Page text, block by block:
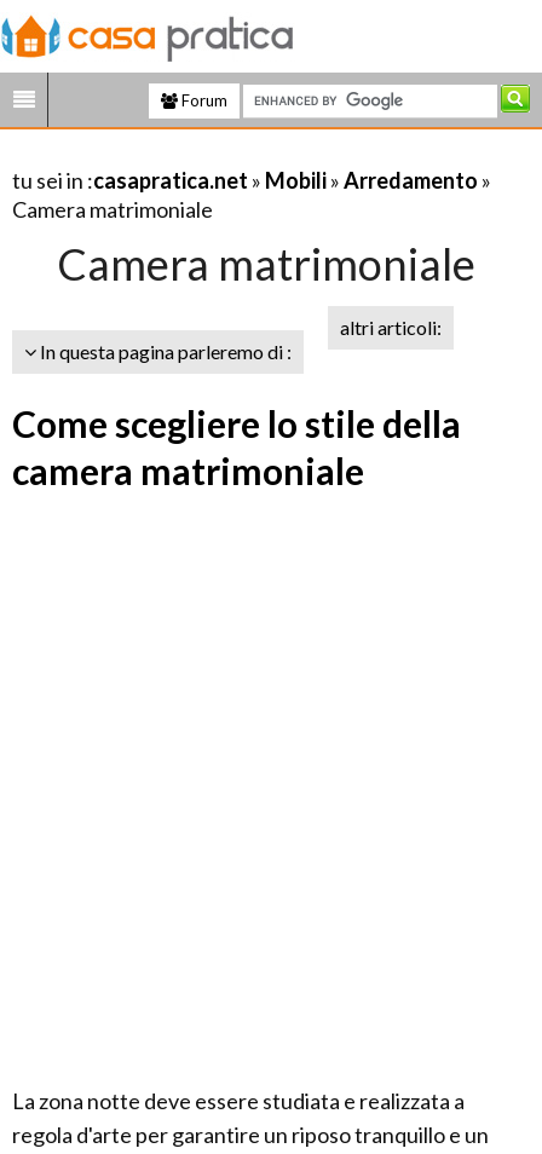
Forum
tu sei in :casapratica.net » Mobili»Arredamento »
Camera matrimoniale
Camera matrimoniale
In questa pagina parleremo di :
altri articoli:
Come scegliere lo stile della
camera matrimoniale
La zona notte deve essere studiata e realizzata a
regola d'arte per garantire un riposo tranquillo e un